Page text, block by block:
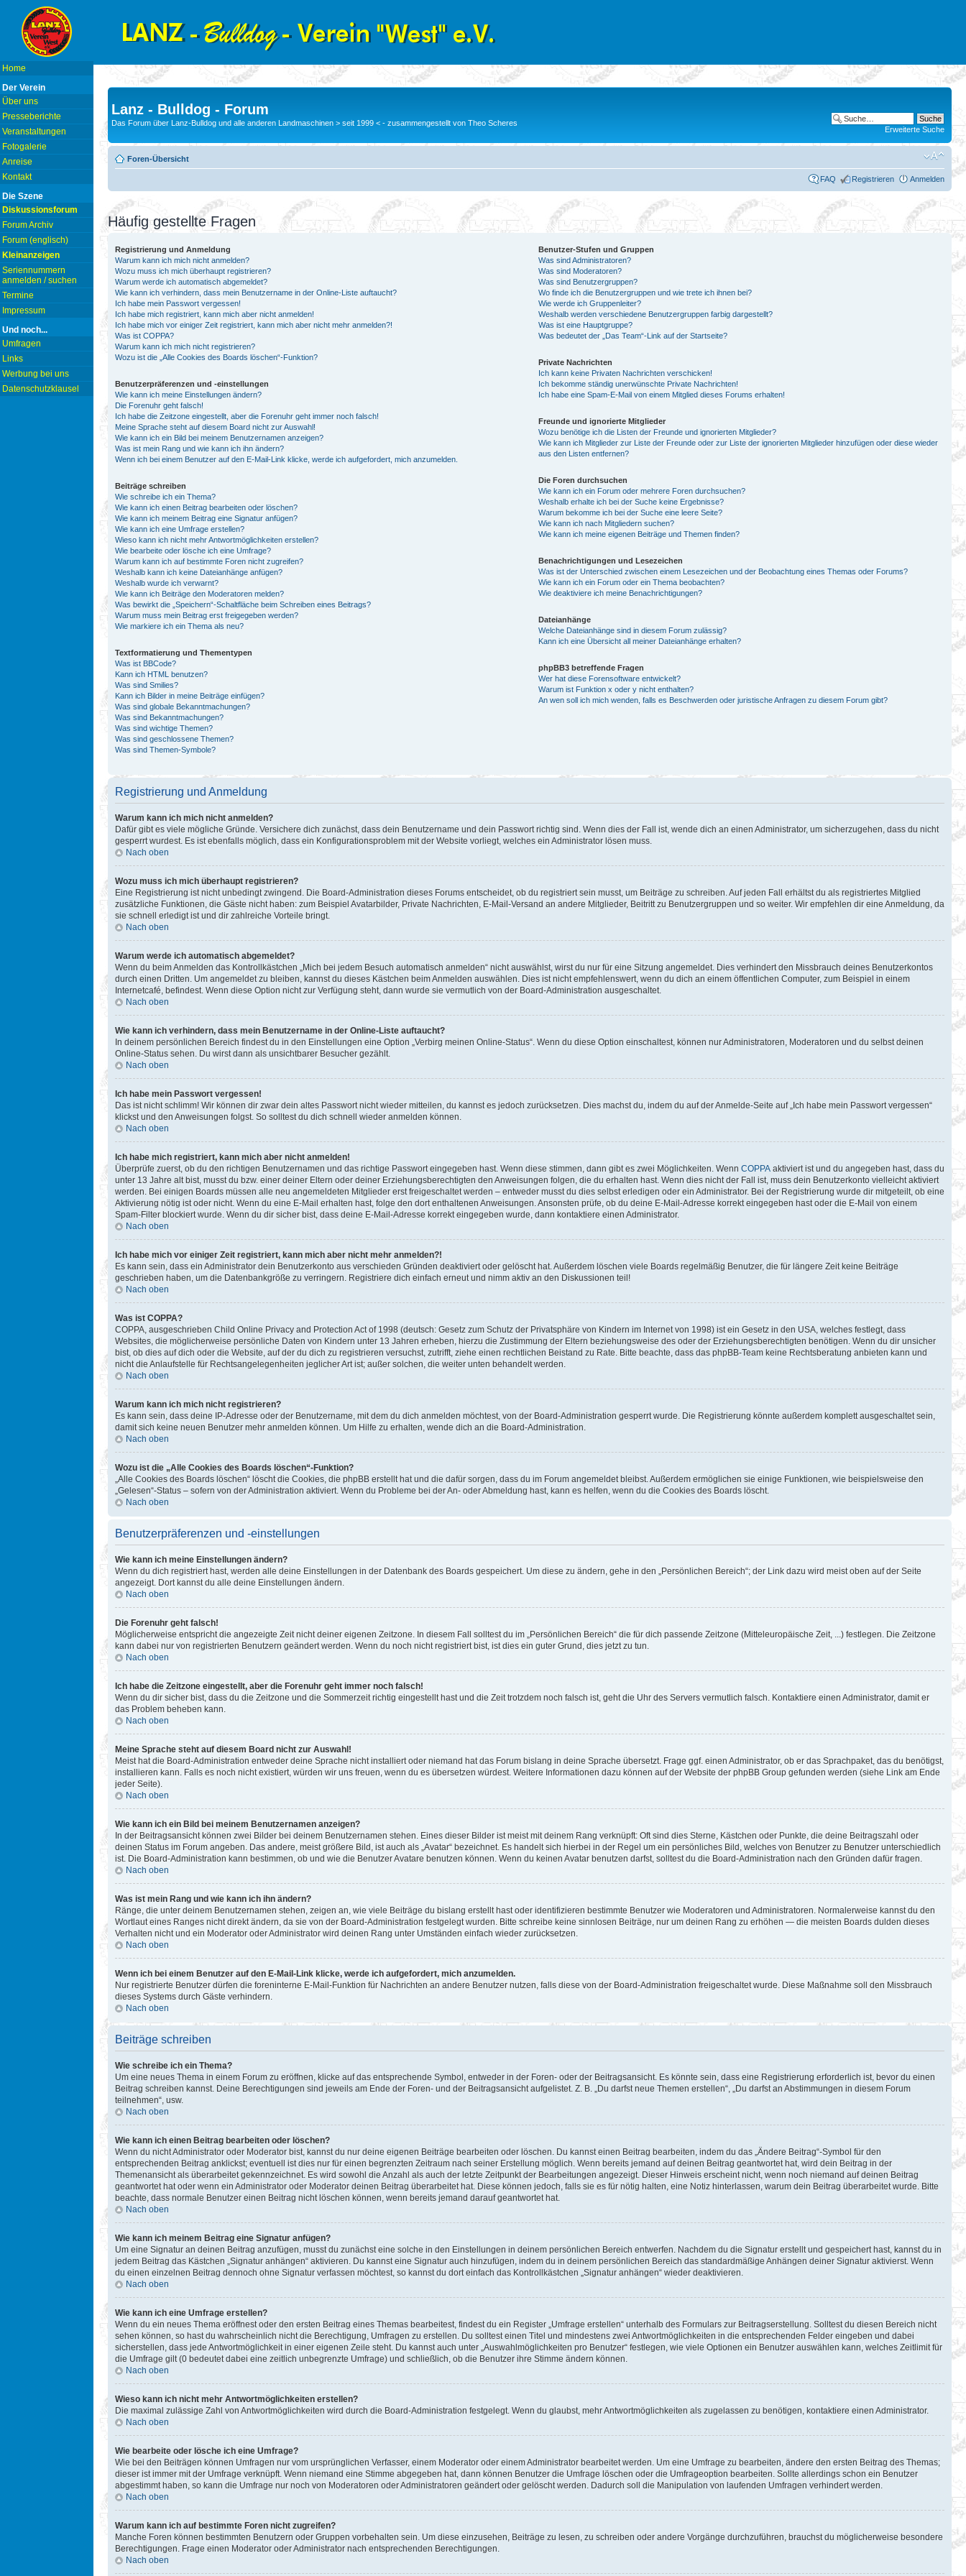
Home
Der Verein
Über uns
Presseberichte
Veranstaltungen
Fotogalerie
Anreise
Kontakt
Die Szene
Diskussionsforum
Forum Archiv
Forum (englisch)
Kleinanzeigen
Seriennummern
anmelden / suchen
Termine
Impressum
Und noch...
Umfragen
Links
Werbung bei uns
Datenschutzklausel
Lanz - Bulldog - Forum
Das Forum über Lanz-Bulldog und alle anderen Landmaschinen > seit 1999 < - zusammengestellt von Theo Scheres
Erweiterte Suche
Foren-Übersicht
FAQ Registrieren Anmelden
Häufig gestellte Fragen
Registrierung und Anmeldung
Warum kann ich mich nicht anmelden?
Wozu muss ich mich überhaupt registrieren?
Warum werde ich automatisch abgemeldet?
Wie kann ich verhindern, dass mein Benutzername in der Online-Liste auftaucht?
Ich habe mein Passwort vergessen!
Ich habe mich registriert, kann mich aber nicht anmelden!
Ich habe mich vor einiger Zeit registriert, kann mich aber nicht mehr anmelden?!
Was ist COPPA?
Warum kann ich mich nicht registrieren?
Wozu ist die „Alle Cookies des Boards löschen“-Funktion?
Benutzerpräferenzen und -einstellungen
Wie kann ich meine Einstellungen ändern?
Die Forenuhr geht falsch!
Ich habe die Zeitzone eingestellt, aber die Forenuhr geht immer noch falsch!
Meine Sprache steht auf diesem Board nicht zur Auswahl!
Wie kann ich ein Bild bei meinem Benutzernamen anzeigen?
Was ist mein Rang und wie kann ich ihn ändern?
Wenn ich bei einem Benutzer auf den E-Mail-Link klicke, werde ich aufgefordert, mich anzumelden.
Beiträge schreiben
Wie schreibe ich ein Thema?
Wie kann ich einen Beitrag bearbeiten oder löschen?
Wie kann ich meinem Beitrag eine Signatur anfügen?
Wie kann ich eine Umfrage erstellen?
Wieso kann ich nicht mehr Antwortmöglichkeiten erstellen?
Wie bearbeite oder lösche ich eine Umfrage?
Warum kann ich auf bestimmte Foren nicht zugreifen?
Weshalb kann ich keine Dateianhänge anfügen?
Weshalb wurde ich verwarnt?
Wie kann ich Beiträge den Moderatoren melden?
Was bewirkt die „Speichern“-Schaltfläche beim Schreiben eines Beitrags?
Warum muss mein Beitrag erst freigegeben werden?
Wie markiere ich ein Thema als neu?
Textformatierung und Thementypen
Was ist BBCode?
Kann ich HTML benutzen?
Was sind Smilies?
Kann ich Bilder in meine Beiträge einfügen?
Was sind globale Bekanntmachungen?
Was sind Bekanntmachungen?
Was sind wichtige Themen?
Was sind geschlossene Themen?
Was sind Themen-Symbole?
Benutzer-Stufen und Gruppen
Was sind Administratoren?
Was sind Moderatoren?
Was sind Benutzergruppen?
Wo finde ich die Benutzergruppen und wie trete ich ihnen bei?
Wie werde ich Gruppenleiter?
Weshalb werden verschiedene Benutzergruppen farbig dargestellt?
Was ist eine Hauptgruppe?
Was bedeutet der „Das Team“-Link auf der Startseite?
Private Nachrichten
Ich kann keine Privaten Nachrichten verschicken!
Ich bekomme ständig unerwünschte Private Nachrichten!
Ich habe eine Spam-E-Mail von einem Mitglied dieses Forums erhalten!
Freunde und ignorierte Mitglieder
Wozu benötige ich die Listen der Freunde und ignorierten Mitglieder?
Wie kann ich Mitglieder zur Liste der Freunde oder zur Liste der ignorierten Mitglieder hinzufügen oder diese wieder
aus den Listen entfernen?
Die Foren durchsuchen
Wie kann ich ein Forum oder mehrere Foren durchsuchen?
Weshalb erhalte ich bei der Suche keine Ergebnisse?
Warum bekomme ich bei der Suche eine leere Seite?
Wie kann ich nach Mitgliedern suchen?
Wie kann ich meine eigenen Beiträge und Themen finden?
Benachrichtigungen und Lesezeichen
Was ist der Unterschied zwischen einem Lesezeichen und der Beobachtung eines Themas oder Forums?
Wie kann ich ein Forum oder ein Thema beobachten?
Wie deaktiviere ich meine Benachrichtigungen?
Dateianhänge
Welche Dateianhänge sind in diesem Forum zulässig?
Kann ich eine Übersicht all meiner Dateianhänge erhalten?
phpBB3 betreffende Fragen
Wer hat diese Forensoftware entwickelt?
Warum ist Funktion x oder y nicht enthalten?
An wen soll ich mich wenden, falls es Beschwerden oder juristische Anfragen zu diesem Forum gibt?
Registrierung und Anmeldung
Warum kann ich mich nicht anmelden?
Dafür gibt es viele mögliche Gründe. Versichere dich zunächst, dass dein Benutzername und dein Passwort richtig sind. Wenn dies der Fall ist, wende dich an einen Administrator, um sicherzugehen, dass du nicht
gesperrt wurdest. Es ist ebenfalls möglich, dass ein Konfigurationsproblem mit der Website vorliegt, welches ein Administrator lösen muss.
Nach oben
Wozu muss ich mich überhaupt registrieren?
Eine Registrierung ist nicht unbedingt zwingend. Die Board-Administration dieses Forums entscheidet, ob du registriert sein musst, um Beiträge zu schreiben. Auf jeden Fall erhältst du als registriertes Mitglied
zusätzliche Funktionen, die Gäste nicht haben: zum Beispiel Avatarbilder, Private Nachrichten, E-Mail-Versand an andere Mitglieder, Beitritt zu Benutzergruppen und so weiter. Wir empfehlen dir eine Anmeldung, da
sie schnell erledigt ist und dir zahlreiche Vorteile bringt.
Nach oben
Warum werde ich automatisch abgemeldet?
Wenn du beim Anmelden das Kontrollkästchen „Mich bei jedem Besuch automatisch anmelden“ nicht auswählst, wirst du nur für eine Sitzung angemeldet. Dies verhindert den Missbrauch deines Benutzerkontos
durch einen Dritten. Um angemeldet zu bleiben, kannst du dieses Kästchen beim Anmelden auswählen. Dies ist nicht empfehlenswert, wenn du dich an einem öffentlichen Computer, zum Beispiel in einem
Internetcafé, befindest. Wenn diese Option nicht zur Verfügung steht, dann wurde sie vermutlich von der Board-Administration ausgeschaltet.
Nach oben
Wie kann ich verhindern, dass mein Benutzername in der Online-Liste auftaucht?
In deinem persönlichen Bereich findest du in den Einstellungen eine Option „Verbirg meinen Online-Status“. Wenn du diese Option einschaltest, können nur Administratoren, Moderatoren und du selbst deinen
Online-Status sehen. Du wirst dann als unsichtbarer Besucher gezählt.
Nach oben
Ich habe mein Passwort vergessen!
Das ist nicht schlimm! Wir können dir zwar dein altes Passwort nicht wieder mitteilen, du kannst es jedoch zurücksetzen. Dies machst du, indem du auf der Anmelde-Seite auf „Ich habe mein Passwort vergessen“
klickst und den Anweisungen folgst. So solltest du dich schnell wieder anmelden können.
Nach oben
Ich habe mich registriert, kann mich aber nicht anmelden!
Überprüfe zuerst, ob du den richtigen Benutzernamen und das richtige Passwort eingegeben hast. Wenn diese stimmen, dann gibt es zwei Möglichkeiten. Wenn COPPA aktiviert ist und du angegeben hast, dass du
unter 13 Jahre alt bist, musst du bzw. einer deiner Eltern oder deiner Erziehungsberechtigten den Anweisungen folgen, die du erhalten hast. Wenn dies nicht der Fall ist, muss dein Benutzerkonto vielleicht aktiviert
werden. Bei einigen Boards müssen alle neu angemeldeten Mitglieder erst freigeschaltet werden – entweder musst du dies selbst erledigen oder ein Administrator. Bei der Registrierung wurde dir mitgeteilt, ob eine
Aktivierung nötig ist oder nicht. Wenn du eine E-Mail erhalten hast, folge den dort enthaltenen Anweisungen. Ansonsten prüfe, ob du deine E-Mail-Adresse korrekt eingegeben hast oder die E-Mail von einem
Spam-Filter blockiert wurde. Wenn du dir sicher bist, dass deine E-Mail-Adresse korrekt eingegeben wurde, dann kontaktiere einen Administrator.
Nach oben
Ich habe mich vor einiger Zeit registriert, kann mich aber nicht mehr anmelden?!
Es kann sein, dass ein Administrator dein Benutzerkonto aus verschieden Gründen deaktiviert oder gelöscht hat. Außerdem löschen viele Boards regelmäßig Benutzer, die für längere Zeit keine Beiträge
geschrieben haben, um die Datenbankgröße zu verringern. Registriere dich einfach erneut und nimm aktiv an den Diskussionen teil!
Nach oben
Was ist COPPA?
COPPA, ausgeschrieben Child Online Privacy and Protection Act of 1998 (deutsch: Gesetz zum Schutz der Privatsphäre von Kindern im Internet von 1998) ist ein Gesetz in den USA, welches festlegt, dass
Websites, die möglicherweise persönliche Daten von Kindern unter 13 Jahren erheben, hierzu die Zustimmung der Eltern beziehungsweise des oder der Erziehungsberechtigten benötigen. Wenn du dir unsicher
bist, ob dies auf dich oder die Website, auf der du dich zu registrieren versuchst, zutrifft, ziehe einen rechtlichen Beistand zu Rate. Bitte beachte, dass das phpBB-Team keine Rechtsberatung anbieten kann und
nicht die Anlaufstelle für Rechtsangelegenheiten jeglicher Art ist; außer solchen, die weiter unten behandelt werden.
Nach oben
Warum kann ich mich nicht registrieren?
Es kann sein, dass deine IP-Adresse oder der Benutzername, mit dem du dich anmelden möchtest, von der Board-Administration gesperrt wurde. Die Registrierung könnte außerdem komplett ausgeschaltet sein,
damit sich keine neuen Benutzer mehr anmelden können. Um Hilfe zu erhalten, wende dich an die Board-Administration.
Nach oben
Wozu ist die „Alle Cookies des Boards löschen“-Funktion?
„Alle Cookies des Boards löschen“ löscht die Cookies, die phpBB erstellt hat und die dafür sorgen, dass du im Forum angemeldet bleibst. Außerdem ermöglichen sie einige Funktionen, wie beispielsweise den
„Gelesen“-Status – sofern von der Administration aktiviert. Wenn du Probleme bei der An- oder Abmeldung hast, kann es helfen, wenn du die Cookies des Boards löscht.
Nach oben
Benutzerpräferenzen und -einstellungen
Wie kann ich meine Einstellungen ändern?
Wenn du dich registriert hast, werden alle deine Einstellungen in der Datenbank des Boards gespeichert. Um diese zu ändern, gehe in den „Persönlichen Bereich“; der Link dazu wird meist oben auf der Seite
angezeigt. Dort kannst du alle deine Einstellungen ändern.
Nach oben
Die Forenuhr geht falsch!
Möglicherweise entspricht die angezeigte Zeit nicht deiner eigenen Zeitzone. In diesem Fall solltest du im „Persönlichen Bereich“ die für dich passende Zeitzone (Mitteleuropäische Zeit, ...) festlegen. Die Zeitzone
kann dabei nur von registrierten Benutzern geändert werden. Wenn du noch nicht registriert bist, ist dies ein guter Grund, dies jetzt zu tun.
Nach oben
Ich habe die Zeitzone eingestellt, aber die Forenuhr geht immer noch falsch!
Wenn du dir sicher bist, dass du die Zeitzone und die Sommerzeit richtig eingestellt hast und die Zeit trotzdem noch falsch ist, geht die Uhr des Servers vermutlich falsch. Kontaktiere einen Administrator, damit er
das Problem beheben kann.
Nach oben
Meine Sprache steht auf diesem Board nicht zur Auswahl!
Meist hat die Board-Administration entweder deine Sprache nicht installiert oder niemand hat das Forum bislang in deine Sprache übersetzt. Frage ggf. einen Administrator, ob er das Sprachpaket, das du benötigst,
installieren kann. Falls es noch nicht existiert, würden wir uns freuen, wenn du es übersetzen würdest. Weitere Informationen dazu können auf der Website der phpBB Group gefunden werden (siehe Link am Ende
jeder Seite).
Nach oben
Wie kann ich ein Bild bei meinem Benutzernamen anzeigen?
In der Beitragsansicht können zwei Bilder bei deinem Benutzernamen stehen. Eines dieser Bilder ist meist mit deinem Rang verknüpft: Oft sind dies Sterne, Kästchen oder Punkte, die deine Beitragszahl oder
deinen Status im Forum angeben. Das andere, meist größere Bild, ist auch als „Avatar“ bezeichnet. Es handelt sich hierbei in der Regel um ein persönliches Bild, welches von Benutzer zu Benutzer unterschiedlich
ist. Die Board-Administration kann bestimmen, ob und wie die Benutzer Avatare benutzen können. Wenn du keinen Avatar benutzen darfst, solltest du die Board-Administration nach den Gründen dafür fragen.
Nach oben
Was ist mein Rang und wie kann ich ihn ändern?
Ränge, die unter deinem Benutzernamen stehen, zeigen an, wie viele Beiträge du bislang erstellt hast oder identifizieren bestimmte Benutzer wie Moderatoren und Administratoren. Normalerweise kannst du den
Wortlaut eines Ranges nicht direkt ändern, da sie von der Board-Administration festgelegt wurden. Bitte schreibe keine sinnlosen Beiträge, nur um deinen Rang zu erhöhen — die meisten Boards dulden dieses
Verhalten nicht und ein Moderator oder Administrator wird deinen Rang unter Umständen einfach wieder zurücksetzen.
Nach oben
Wenn ich bei einem Benutzer auf den E-Mail-Link klicke, werde ich aufgefordert, mich anzumelden.
Nur registrierte Benutzer dürfen die foreninterne E-Mail-Funktion für Nachrichten an andere Benutzer nutzen, falls diese von der Board-Administration freigeschaltet wurde. Diese Maßnahme soll den Missbrauch
dieses Systems durch Gäste verhindern.
Nach oben
Beiträge schreiben
Wie schreibe ich ein Thema?
Um eine neues Thema in einem Forum zu eröffnen, klicke auf das entsprechende Symbol, entweder in der Foren- oder der Beitragsansicht. Es könnte sein, dass eine Registrierung erforderlich ist, bevor du einen
Beitrag schreiben kannst. Deine Berechtigungen sind jeweils am Ende der Foren- und der Beitragsansicht aufgelistet. Z. B. „Du darfst neue Themen erstellen“, „Du darfst an Abstimmungen in diesem Forum
teilnehmen“, usw.
Nach oben
Wie kann ich einen Beitrag bearbeiten oder löschen?
Wenn du nicht Administrator oder Moderator bist, kannst du nur deine eigenen Beiträge bearbeiten oder löschen. Du kannst einen Beitrag bearbeiten, indem du das „Ändere Beitrag“-Symbol für den
entsprechenden Beitrag anklickst; eventuell ist dies nur für einen begrenzten Zeitraum nach seiner Erstellung möglich. Wenn bereits jemand auf deinen Beitrag geantwortet hat, wird dein Beitrag in der
Themenansicht als überarbeitet gekennzeichnet. Es wird sowohl die Anzahl als auch der letzte Zeitpunkt der Bearbeitungen angezeigt. Dieser Hinweis erscheint nicht, wenn noch niemand auf deinen Beitrag
geantwortet hat oder wenn ein Administrator oder Moderator deinen Beitrag überarbeitet hat. Diese können jedoch, falls sie es für nötig halten, eine Notiz hinterlassen, warum dein Beitrag überarbeitet wurde. Bitte
beachte, dass normale Benutzer einen Beitrag nicht löschen können, wenn bereits jemand darauf geantwortet hat.
Nach oben
Wie kann ich meinem Beitrag eine Signatur anfügen?
Um eine Signatur an deinen Beitrag anzufügen, musst du zunächst eine solche in den Einstellungen in deinem persönlichen Bereich entwerfen. Nachdem du die Signatur erstellt und gespeichert hast, kannst du in
jedem Beitrag das Kästchen „Signatur anhängen“ aktivieren. Du kannst eine Signatur auch hinzufügen, indem du in deinem persönlichen Bereich das standardmäßige Anhängen deiner Signatur aktivierst. Wenn
du einen einzelnen Beitrag dennoch ohne Signatur verfassen möchtest, so kannst du dort einfach das Kontrollkästchen „Signatur anhängen“ wieder deaktivieren.
Nach oben
Wie kann ich eine Umfrage erstellen?
Wenn du ein neues Thema eröffnest oder den ersten Beitrag eines Themas bearbeitest, findest du ein Register „Umfrage erstellen“ unterhalb des Formulars zur Beitragserstellung. Solltest du diesen Bereich nicht
sehen können, so hast du wahrscheinlich nicht die Berechtigung, Umfragen zu erstellen. Du solltest einen Titel und mindestens zwei Antwortmöglichkeiten in die entsprechenden Felder eingeben und dabei
sicherstellen, dass jede Antwortmöglichkeit in einer eigenen Zeile steht. Du kannst auch unter „Auswahlmöglichkeiten pro Benutzer“ festlegen, wie viele Optionen ein Benutzer auswählen kann, welches Zeitlimit für
die Umfrage gilt (0 bedeutet dabei eine zeitlich unbegrenzte Umfrage) und schließlich, ob die Benutzer ihre Stimme ändern können.
Nach oben
Wieso kann ich nicht mehr Antwortmöglichkeiten erstellen?
Die maximal zulässige Zahl von Antwortmöglichkeiten wird durch die Board-Administration festgelegt. Wenn du glaubst, mehr Antwortmöglichkeiten als zugelassen zu benötigen, kontaktiere einen Administrator.
Nach oben
Wie bearbeite oder lösche ich eine Umfrage?
Wie bei den Beiträgen können Umfragen nur vom ursprünglichen Verfasser, einem Moderator oder einem Administrator bearbeitet werden. Um eine Umfrage zu bearbeiten, ändere den ersten Beitrag des Themas;
dieser ist immer mit der Umfrage verknüpft. Wenn niemand eine Stimme abgegeben hat, dann können Benutzer die Umfrage löschen oder die Umfrageoption bearbeiten. Sollte allerdings schon ein Benutzer
abgestimmt haben, so kann die Umfrage nur noch von Moderatoren oder Administratoren geändert oder gelöscht werden. Dadurch soll die Manipulation von laufenden Umfragen verhindert werden.
Nach oben
Warum kann ich auf bestimmte Foren nicht zugreifen?
Manche Foren können bestimmten Benutzern oder Gruppen vorbehalten sein. Um diese einzusehen, Beiträge zu lesen, zu schreiben oder andere Vorgänge durchzuführen, brauchst du möglicherweise besondere
Berechtigungen. Frage einen Moderator oder Administrator nach entsprechenden Berechtigungen.
Nach oben